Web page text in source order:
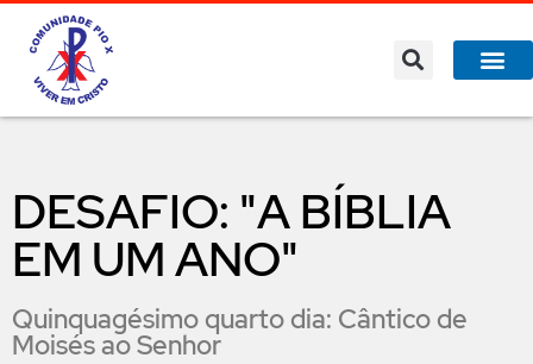
DESAFIO: "A BÍBLIA
EM UM ANO"
Quinquagésimo quarto dia: Cântico de
Moisés ao Senhor